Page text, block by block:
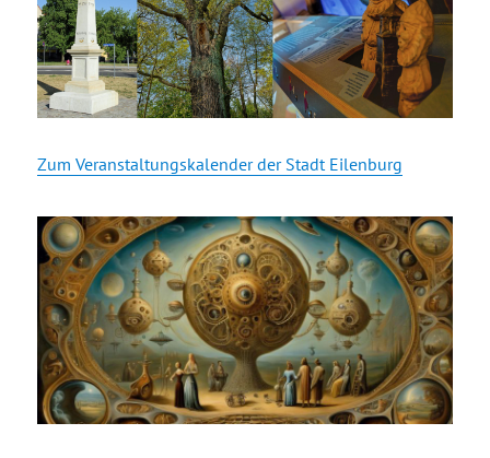
Zum Veranstaltungskalender der Stadt Eilenburg